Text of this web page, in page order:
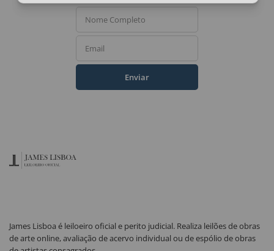
Nome Completo
Email
Enviar
James Lisboa é leiloeiro oficial e perito judicial. Realiza leilões de obras
de arte online, avaliação de acervo individual ou de espólio de obras